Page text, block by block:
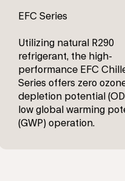
EFC Series
Utilizing natural R290
refrigerant, the high-
performance EFC
Series offers zero
depletion potential
low global warming
(GWP) operation.